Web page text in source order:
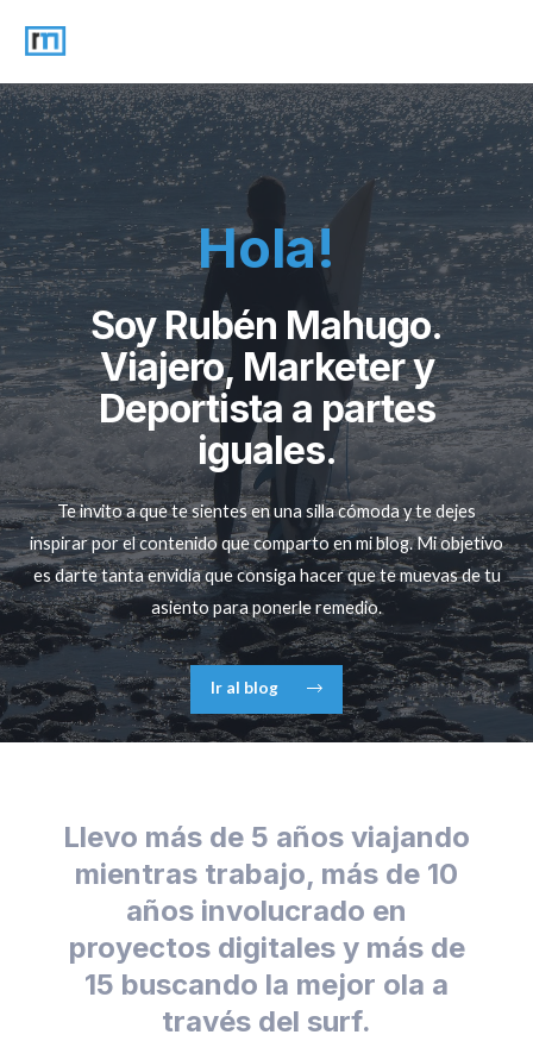
Hola!
Soy Rubén Mahugo.
Viajero, Marketer y
Deportista a partes
iguales.
Te invito a que te sientes en una silla cómoda y te dejes
inspirar por el contenido que comparto en mi blog. Mi objetivo
es darte tanta envidia que consiga hacer que te muevas de tu
asiento para ponerle remedio.
Ir al blog
Llevo más de 5 años viajando
mientras trabajo, más de 10
años involucrado en
proyectos digitales y más de
15 buscando la mejor ola a
través del surf.